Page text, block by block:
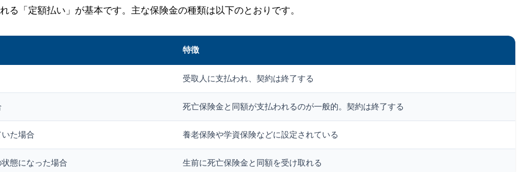
「定額払い」が基本です。主な保険金の種類は以下のとおりです。
特徴
受取人に支払われ、契約は終了する
死亡保険金と同額が支払われるのが一般的。契約は終了する
た場合 養老保険や学資保険などに設定されている
態になった場合 生前に死亡保険金と同額を受け取れる